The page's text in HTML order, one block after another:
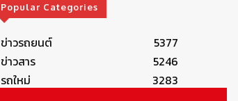
Popular Categories
ข่าวรถยนต์
5377
ข่าวสาร
5246
รถใหม่
3283